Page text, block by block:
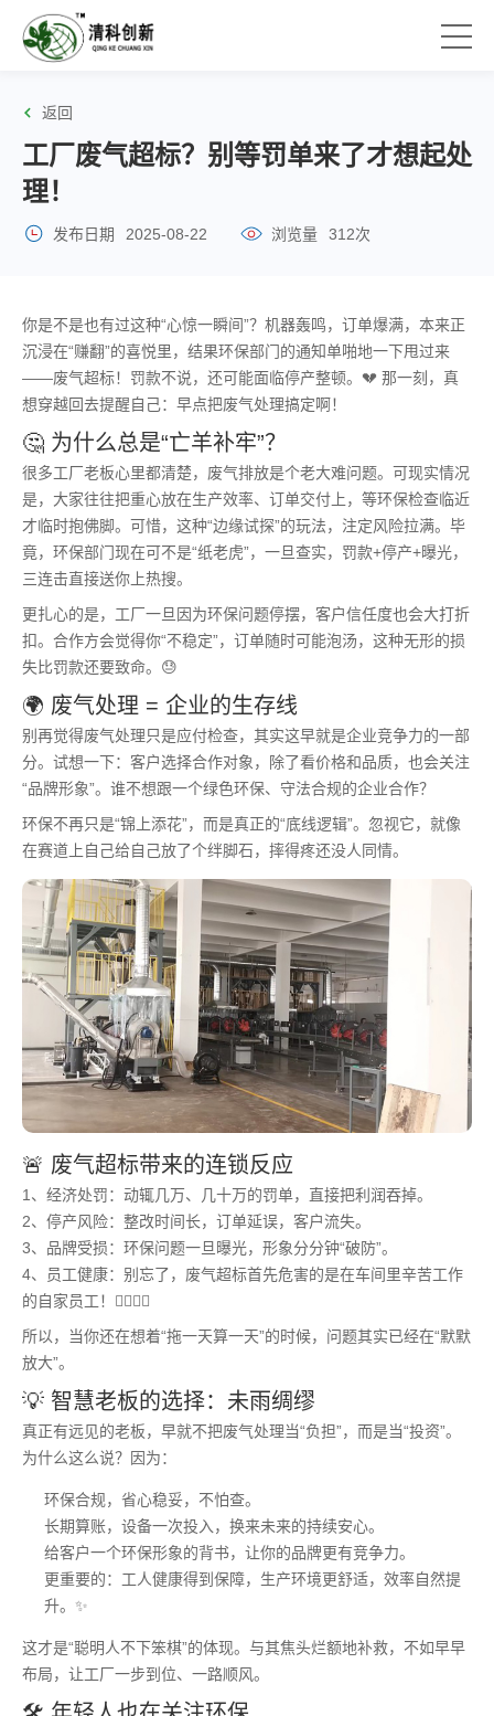
返回
工厂废气超标？别等罚单来了才想起处
理！
发布日期 2025-08-22 浏览量 312次
你是不是也有过这种“心惊一瞬间”？机器轰鸣，订单爆满，本来正
沉浸在“赚翻”的喜悦里，结果环保部门的通知单啪地一下甩过来
——废气超标！罚款不说，还可能面临停产整顿。💔 那一刻，真
想穿越回去提醒自己：早点把废气处理搞定啊！
🤔 为什么总是“亡羊补牢”？
很多工厂老板心里都清楚，废气排放是个老大难问题。可现实情况
是，大家往往把重心放在生产效率、订单交付上，等环保检查临近
才临时抱佛脚。可惜，这种“边缘试探”的玩法，注定风险拉满。毕
竟，环保部门现在可不是“纸老虎”，一旦查实，罚款+停产+曝光，
三连击直接送你上热搜。
更扎心的是，工厂一旦因为环保问题停摆，客户信任度也会大打折
扣。合作方会觉得你“不稳定”，订单随时可能泡汤，这种无形的损
失比罚款还要致命。😓
🌍 废气处理 = 企业的生存线
别再觉得废气处理只是应付检查，其实这早就是企业竞争力的一部
分。试想一下：客户选择合作对象，除了看价格和品质，也会关注
“品牌形象”。谁不想跟一个绿色环保、守法合规的企业合作？
环保不再只是“锦上添花”，而是真正的“底线逻辑”。忽视它，就像
在赛道上自己给自己放了个绊脚石，摔得疼还没人同情。
🚨 废气超标带来的连锁反应
1、经济处罚：动辄几万、几十万的罚单，直接把利润吞掉。
2、停产风险：整改时间长，订单延误，客户流失。
3、品牌受损：环保问题一旦曝光，形象分分钟“破防”。
4、员工健康：别忘了，废气超标首先危害的是在车间里辛苦工作
的自家员工！👷‍♂️👷‍♀️
所以，当你还在想着“拖一天算一天”的时候，问题其实已经在“默默
放大”。
💡 智慧老板的选择：未雨绸缪
真正有远见的老板，早就不把废气处理当“负担”，而是当“投资”。
为什么这么说？因为：
环保合规，省心稳妥，不怕查。
长期算账，设备一次投入，换来未来的持续安心。
给客户一个环保形象的背书，让你的品牌更有竞争力。
更重要的：工人健康得到保障，生产环境更舒适，效率自然提
升。✨
这才是“聪明人不下笨棋”的体现。与其焦头烂额地补救，不如早早
布局，让工厂一步到位、一路顺风。